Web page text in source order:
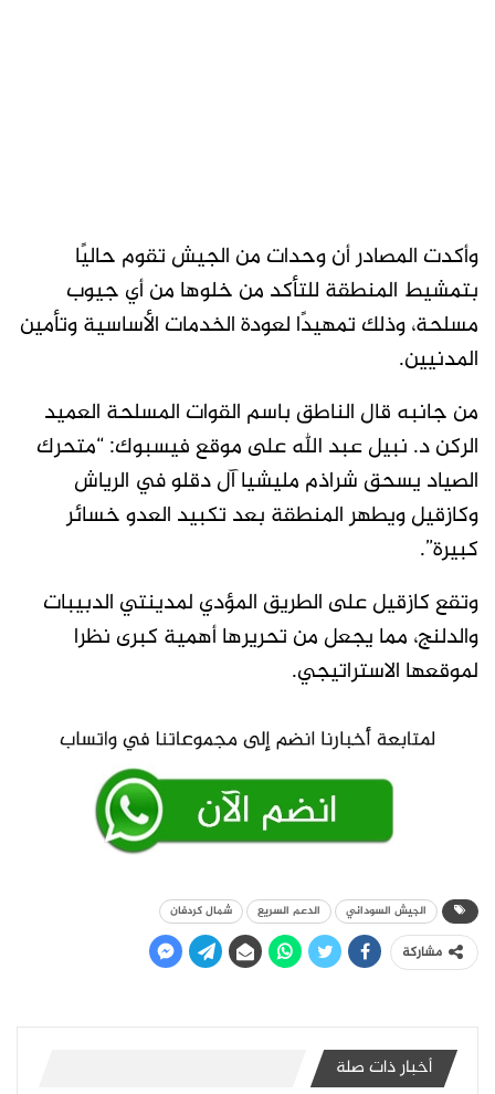
وأكدت المصادر أن وحدات من الجيش تقوم حاليًا
بتمشيط المنطقة للتأكد من خلوها من أي جيوب
مسلحة، وذلك تمهيدًا لعودة الخدمات الأساسية وتأمين
المدنيين.
من جانبه قال الناطق باسم القوات المسلحة العميد
الركن د. نبيل عبد الله على موقع فيسبوك: “متحرك
الصياد يسحق شراذم مليشيا آل دقلو في الرياش
وكازقيل ويطهر المنطقة بعد تكبيد العدو خسائر
كبيرة”.
وتقع كازقيل على الطريق المؤدي لمدينتي الدبيبات
والدلنج، مما يجعل من تحريرها أهمية كبرى نظرا
لموقعها الاستراتيجي.
الجيش السوداني الدعم السريع شمال كردفان
مشاركة
أخبار ذات صلة